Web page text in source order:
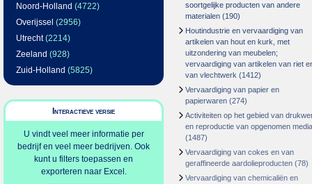
Noord-Holland (4722)
Overijssel (2956)
Utrecht(2214)
Zeeland (928)
Zuid-Holland (5825)
Interactieve versie
U vindt veel meer informatie per
bedrijf en veel meer bedrijven. Ook
kunt u filters toepassen en
exporteren naar Excel.
soortgelijke producten van andere
materialen (190)
Houtindustrie en vervaardiging van
artikelen van hout en kurk, met
uitzondering van meubelen;
vervaardiging van artikelen van riet
van vlechtwerk (1412)
Vervaardiging van papier en
papierwaren (274)
Activiteiten op het gebied van
en reproductie van opgenomen media
(1487)
Vervaardiging van cokes en van
geraffineerde aardolieproducten (78)
Vervaardiging van chemicaliën en